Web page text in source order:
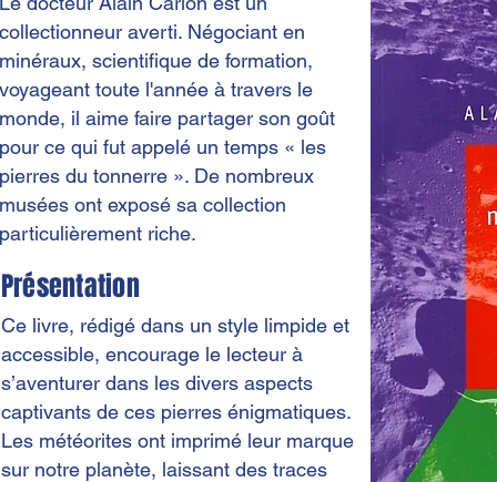
Présentation
tall and narrow letters, that works well on
almost every site.
collectionneur averti. Négociant en
minéraux, scientifique de formation,
voyageant toute l'année à travers le
monde, il aime faire partager son goût
pour ce qui fut appelé un temps « les
pierres du tonnerre ». De nombreux
musées ont exposé sa collection
particulièrement riche.
Ce livre, rédigé dans un style limpide et
accessible, encourage le lecteur à
s’aventurer dans les divers aspects
captivants de ces pierres énigmatiques.
Les météorites ont imprimé leur marque
sur notre planète, laissant des traces